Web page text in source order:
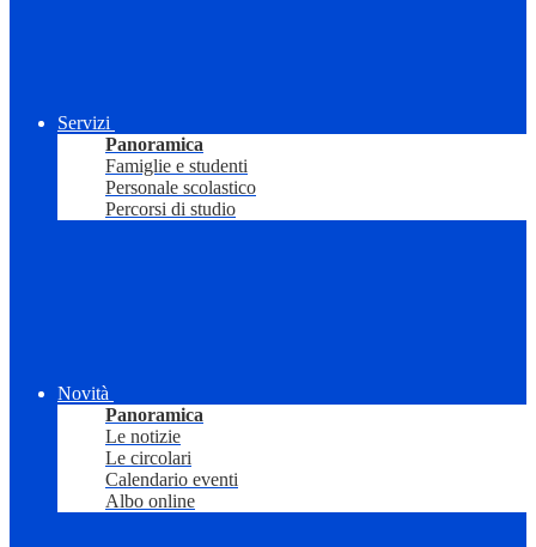
Servizi
Panoramica
Famiglie e studenti
Personale scolastico
Percorsi di studio
Novità
Panoramica
Le notizie
Le circolari
Calendario eventi
Albo online